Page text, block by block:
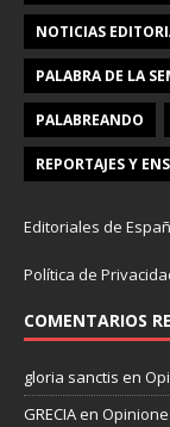
NOTICIAS
PALABRA DE LA
PALABREANDO
REPORTAJES Y
Editoriales de
Política de
COMENTARIOS
gloria sanctis en
GRECIAen